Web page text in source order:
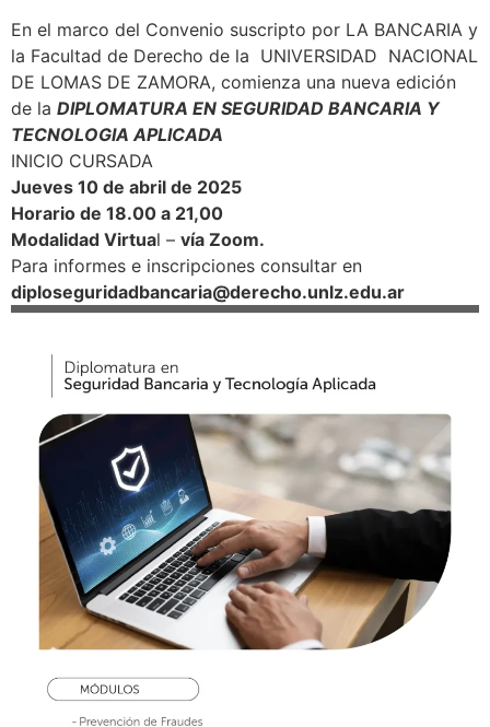
En el marco del Convenio suscripto por LA BANCARIA y
la Facultad de Derecho de la UNIVERSIDAD NACIONAL
DE LOMAS DE ZAMORA, comienza una nueva edición
de la DIPLOMATURA EN SEGURIDAD BANCARIA Y
TECNOLOGIA APLICADA
INICIO CURSADA
Jueves 10 de abril de 2025
Horario de 18.00 a 21,00
Modalidad Virtual – vía Zoom.
Para informes e inscripciones consultar en
diploseguridadbancaria@derecho.unlz.edu.ar